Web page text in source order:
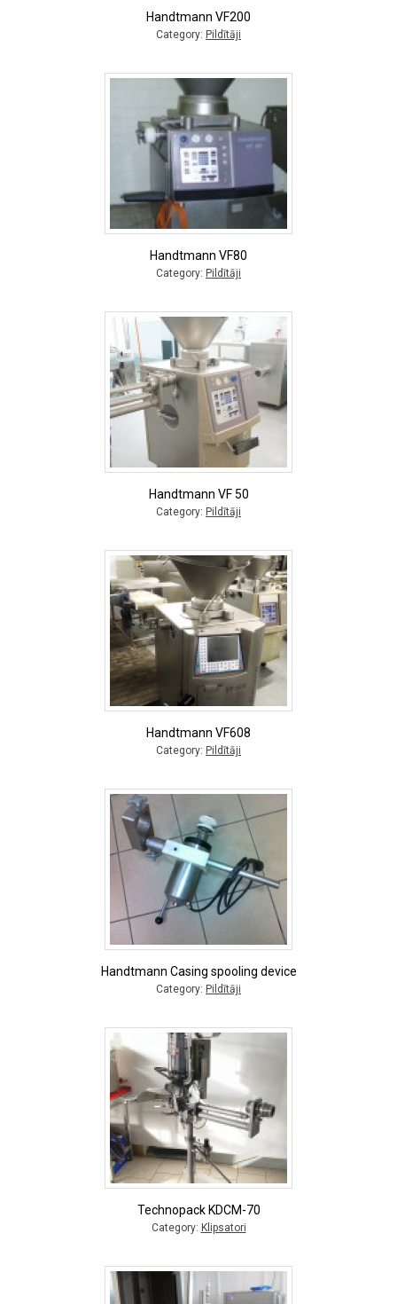
Handtmann VF200
Category: Pildītāji
Handtmann VF80
Category: Pildītāji
Handtmann VF 50
Category: Pildītāji
Handtmann VF608
Category: Pildītāji
Handtmann Casing spooling device
Category: Pildītāji
Technopack KDCM-70
Category: Klipsatori